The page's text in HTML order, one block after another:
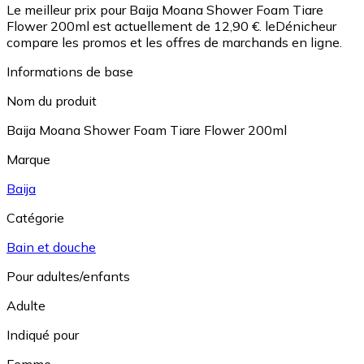
Le meilleur prix pour Baija Moana Shower Foam Tiare
Flower 200ml est actuellement de 12,90 €. leDénicheur
compare les promos et les offres de marchands en ligne.
Informations de base
Nom du produit
Baija Moana Shower Foam Tiare Flower 200ml
Marque
Baija
Catégorie
Bain et douche
Pour adultes/enfants
Adulte
Indiqué pour